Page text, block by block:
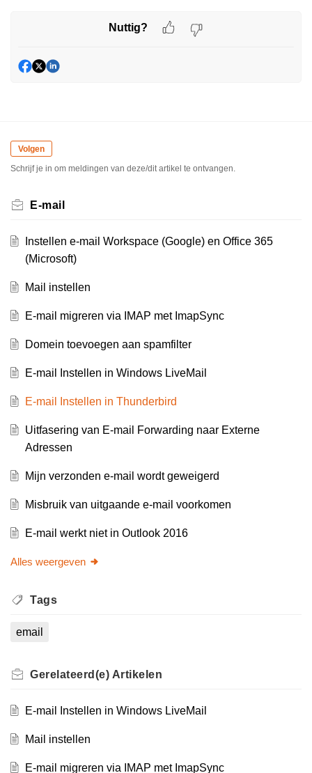
Nuttig?
Volgen
Schrijf je in om meldingen van deze/dit artikel te ontvangen.
E-mail
Instellen e-mail Workspace (Google) en Office 365
(Microsoft)
Mail instellen
E-mail migreren via IMAP met ImapSync
Domein toevoegen aan spamfilter
E-mail Instellen in Windows LiveMail
E-mail Instellen in Thunderbird
Uitfasering van E-mail Forwarding naar Externe
Adressen
Mijn verzonden e-mail wordt geweigerd
Misbruik van uitgaande e-mail voorkomen
E-mail werkt niet in Outlook 2016
Alles weergeven
Tags
email
Gerelateerd(e) Artikelen
E-mail Instellen in Windows LiveMail
Mail instellen
E-mail migreren via IMAP met ImapSync